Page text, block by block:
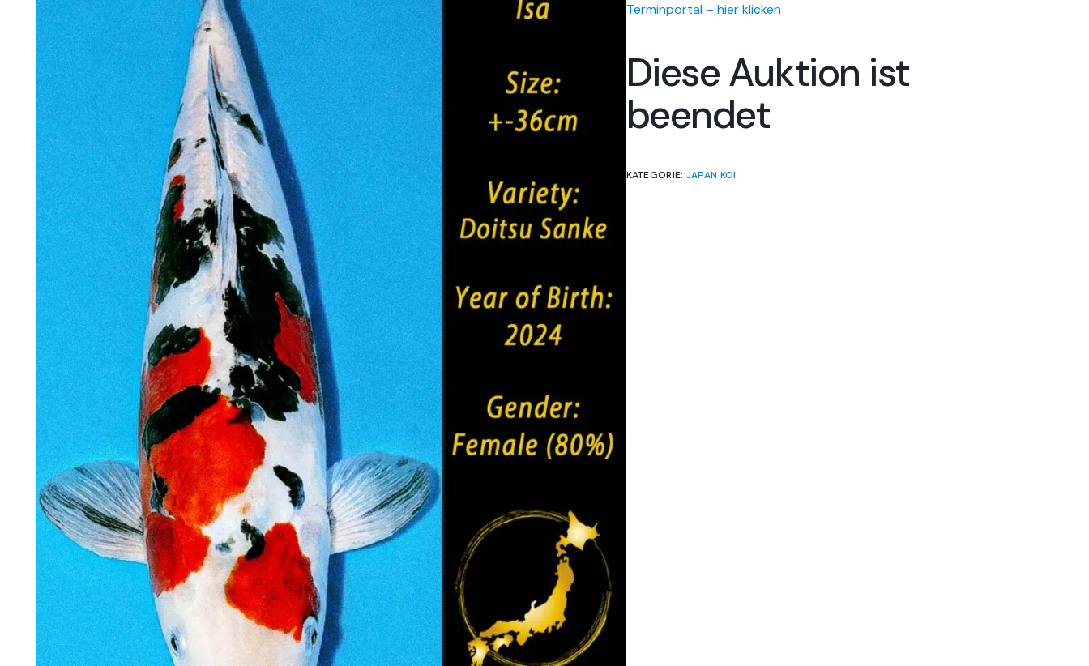
Terminportal – hier klicken
Diese Auktion ist
beendet
KATEGORIE: JAPAN KOI